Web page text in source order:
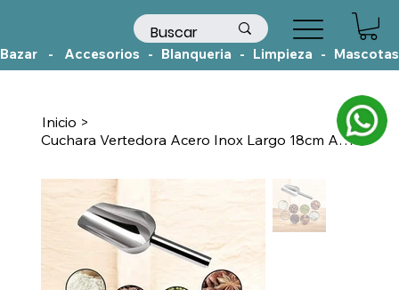
Bazar    -    Accesorios   -   Blanqueria   -   Limpieza   -
Inicio >
Cuchara Vertedora Acero Inox Largo 18cm Ancho 6,5cm